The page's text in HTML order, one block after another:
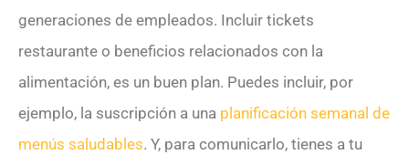
generaciones de empleados. Incluir tickets
restaurante o beneficios relacionados con la
alimentación, es un buen plan. Puedes incluir, por
ejemplo, la suscripción a una planificación semanal de
menús saludables. Y, para comunicarlo, tienes a tu